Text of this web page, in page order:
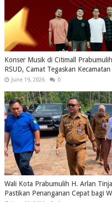
Konser Musik di Citimall
RSUD, Camat Tegaskan
June 19, 2026 0
Wali Kota Prabumulih H. Arlan
Pastikan Penanganan Cepat bagi